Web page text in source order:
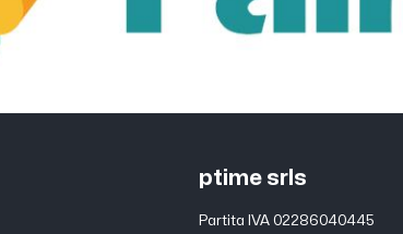
ptime srls
Partita IVA 02286040445